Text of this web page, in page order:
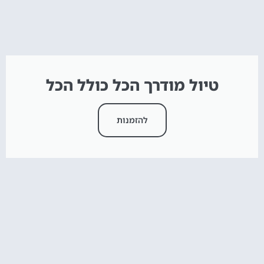
טיול מודרך הכל כולל הכל
להזמנות